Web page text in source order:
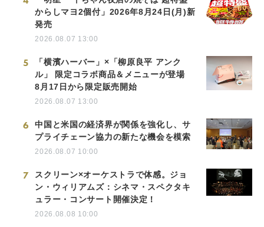
からしマヨ2個付」2026年8月24日(月)新
発売
2026.08.07 13:00
5
「横濱ハーバー」×「柳原良平 アンク
ル」 限定コラボ商品＆メニューが登場
8月17日から限定販売開始
2026.08.07 13:00
6
中国と米国の経済界が関係を強化し、サ
プライチェーン協力の新たな機会を模索
2026.08.07 10:00
7
スクリーン×オーケストラで体感。ジョ
ン・ウィリアムズ：シネマ・スペクタキ
ュラー・コンサート開催決定！
2026.08.08 10:00